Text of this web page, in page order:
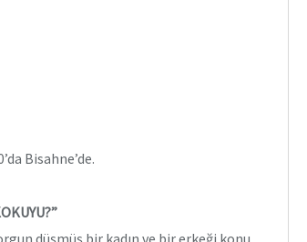
Bisahne’de.
düşmüş bir kadın ve bir erkeği konu